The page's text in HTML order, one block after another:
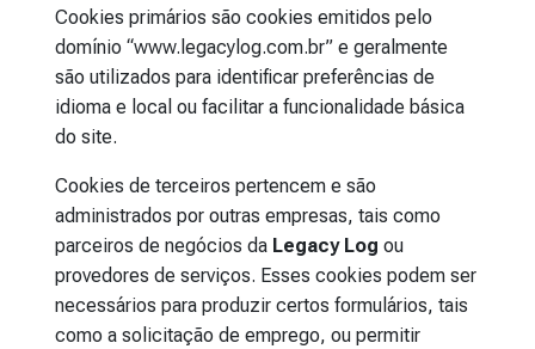
Cookies primários são cookies emitidos pelo
domínio “www.legacylog.com.br” e geralmente
são utilizados para identificar preferências de
idioma e local ou facilitar a funcionalidade básica
do site.
Cookies de terceiros pertencem e são
administrados por outras empresas, tais como
parceiros de negócios da Legacy Log ou
provedores de serviços. Esses cookies podem ser
necessários para produzir certos formulários, tais
como a solicitação de emprego, ou permitir